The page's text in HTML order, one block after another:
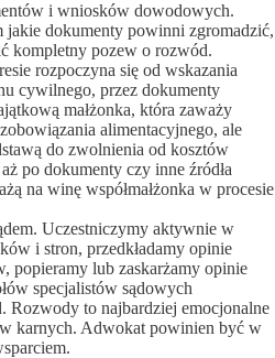
i wniosków dowodowych.
dokumenty powinni zgromadzić,
kompletny pozew o rozwód.
rozpoczyna się od wskazania
cywilnego, przez dokumenty
małżonka, która zaważy
alimentacyjnego, ale
do zwolnienia od kosztów
po dokumenty czy inne źródła
na winę współmałżonka w procesie
Uczestniczymy aktywnie w
i stron, przedkładamy opinie
popieramy lub zaskarżamy opinie
specjalistów sądowych
Rozwody to najbardziej emocjonalne
karnych. Adwokat powinien być w